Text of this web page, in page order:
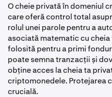
O cheie privată în domeniul
care oferă control total
rolul unei parole pentru a
asociată matematic cu
folosită pentru a primi
poate semna tranzacții și
obține acces la cheia ta
criptomonedele. Protejarea
crucială.